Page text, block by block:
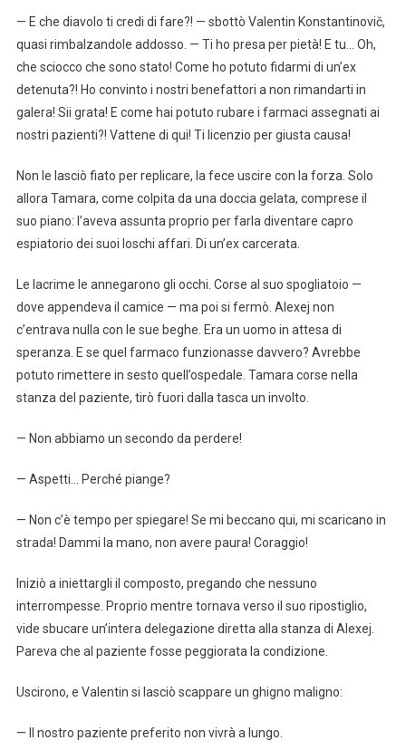
— E che diavolo ti credi di fare?! — sbottò Valentin Konstantinovič,
quasi rimbalzandole addosso. — Ti ho presa per pietà! E tu… Oh,
che sciocco che sono stato! Come ho potuto fidarmi di un’ex
detenuta?! Ho convinto i nostri benefattori a non rimandarti in
galera! Sii grata! E come hai potuto rubare i farmaci assegnati ai
nostri pazienti?! Vattene di qui! Ti licenzio per giusta causa!
Non le lasciò fiato per replicare, la fece uscire con la forza. Solo
allora Tamara, come colpita da una doccia gelata, comprese il
suo piano: l’aveva assunta proprio per farla diventare capro
espiatorio dei suoi loschi affari. Di un’ex carcerata.
Le lacrime le annegarono gli occhi. Corse al suo spogliatoio —
dove appendeva il camice — ma poi si fermò. Alexej non
c’entrava nulla con le sue beghe. Era un uomo in attesa di
speranza. E se quel farmaco funzionasse davvero? Avrebbe
potuto rimettere in sesto quell’ospedale. Tamara corse nella
stanza del paziente, tirò fuori dalla tasca un involto.
— Non abbiamo un secondo da perdere!
— Aspetti… Perché piange?
— Non c’è tempo per spiegare! Se mi beccano qui, mi scaricano in
strada! Dammi la mano, non avere paura! Coraggio!
Iniziò a iniettargli il composto, pregando che nessuno
interrompesse. Proprio mentre tornava verso il suo ripostiglio,
vide sbucare un’intera delegazione diretta alla stanza di Alexej.
Pareva che al paziente fosse peggiorata la condizione.
Uscirono, e Valentin si lasciò scappare un ghigno maligno:
— Il nostro paziente preferito non vivrà a lungo.